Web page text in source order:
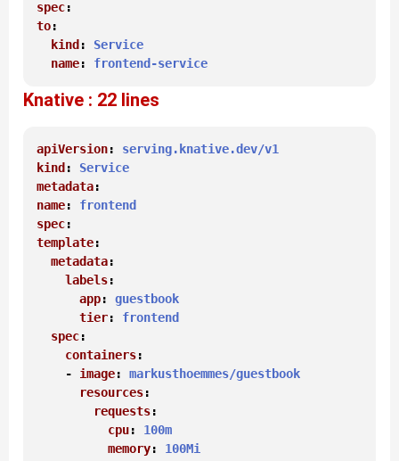
spec
to:
kind : Service
name: frontend-service
Knative : 22 lines
apiVersion: serving.knative.dev/v1
kind : Service
metadata
name: frontend
spec
template:
metadata:
labels:
app: guestbook
tier: frontend
spec:
containers:
    -
image: markusthoemmes/guestbook
resources:
requests:
cpu: 100m
memory: 100Mi